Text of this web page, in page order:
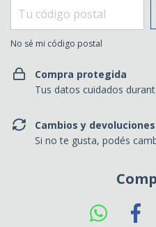
No sé mi código postal
Compra protegida
Tus datos cuidados
Cambios y devoluciones
Si no te gusta, podés